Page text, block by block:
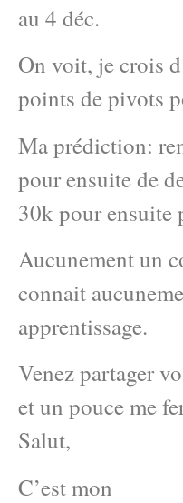
au 4 déc.
On voit, je crois
points de pivots
Ma prédiction:
pour ensuite de
30k pour ensuite
Aucunement un
connait
apprentissage.
Venez partager
et un pouce me
Salut,
C’est mon